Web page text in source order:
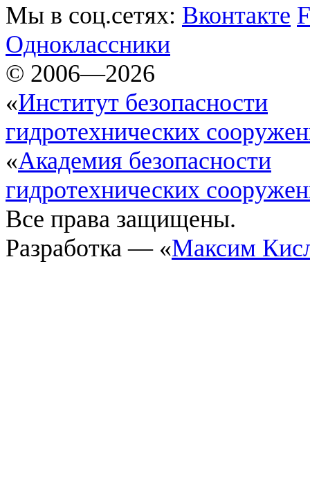
Мы в соц.сетях: Вконтакте
Одноклассники
© 2006—2026
«Институт безопасности
гидротехнических
«Академия безопасности
гидротехнических
Все права защищены.
Разработка — «Максим